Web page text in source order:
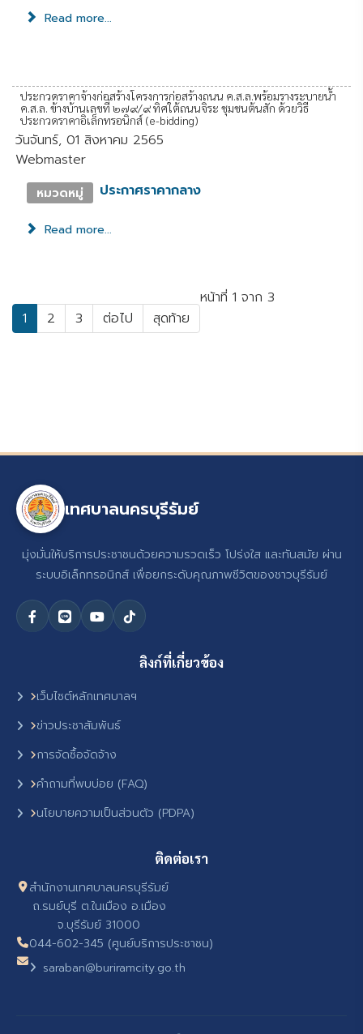
Read more...
ประกวดราคาจ้างก่อสร้างโครงการก่อสร้างถนน ค.ส.ล.พร้อมรางระบายน้ำ
ค.ส.ล. ข้างบ้านเลขที่ ๒๗๙/๙ ทิศใต้ถนนจิระ ชุมชนต้นสัก ด้วยวิธี
ประกวดราคาอิเล็กทรอนิกส์ (e-bidding)
วันจันทร์, 01 สิงหาคม 2565
Webmaster
หมวดหมู่ ประกาศราคากลาง
Read more...
หน้าที่ 1 จาก 3
1
2 3 ต่อไป สุดท้าย
เทศบาลนครบุรีรัมย์
มุ่งมั่นให้บริการประชาชนด้วยความรวดเร็ว โปร่งใส และทันสมัย ผ่าน
ระบบอิเล็กทรอนิกส์ เพื่อยกระดับคุณภาพชีวิตของชาวบุรีรัมย์
ลิงก์ที่เกี่ยวข้อง
เว็บไซต์หลักเทศบาลฯ
ข่าวประชาสัมพันธ์
การจัดซื้อจัดจ้าง
คำถามที่พบบ่อย (FAQ)
นโยบายความเป็นส่วนตัว (PDPA)
ติดต่อเรา
สำนักงานเทศบาลนครบุรีรัมย์
ถ.รมย์บุรี ต.ในเมือง อ.เมือง
จ.บุรีรัมย์ 31000
044-602-345 (ศูนย์บริการประชาชน)
saraban@buriramcity.go.th